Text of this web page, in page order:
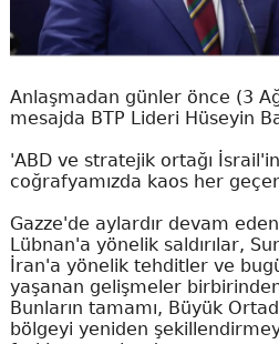
Anlaşmadan günler önce (3
mesajda BTP Lideri Hüseyin
'ABD ve stratejik ortağı
coğrafyamızda kaos her
Gazze'de aylardır devam
Lübnan'a yönelik saldırılar,
İran'a yönelik tehditler ve
yaşanan gelişmeler
Bunların tamamı, Büyük
bölgeyi yeniden